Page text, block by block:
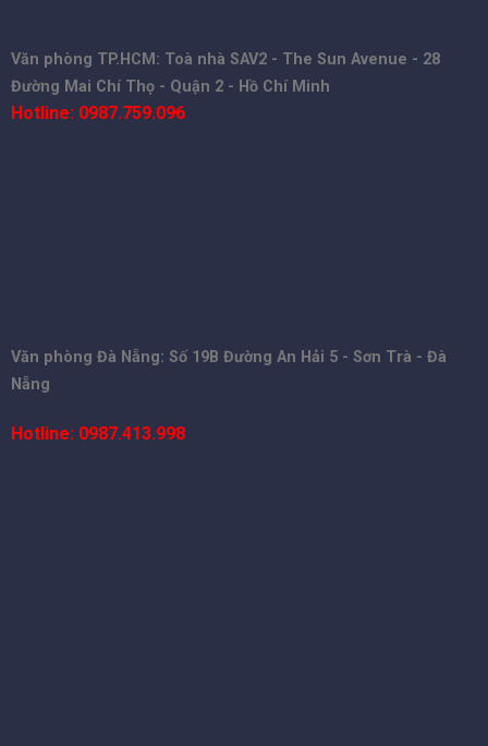
Văn phòng TP.HCM: Toà nhà SAV2 - The Sun Avenue - 28
Đường Mai Chí Thọ - Quận 2 - Hồ Chí Minh
Hotline: 0987.759.096
Văn phòng Đà Nẵng: Số 19B Đường An Hải 5 - Sơn Trà - Đà
Nẵng
Hotline: 0987.413.998